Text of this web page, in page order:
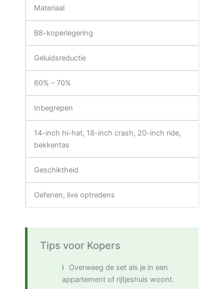
Materiaal
B8-koperlegering
Geluidsreductie
60% – 70%
Inbegrepen
14-inch hi-hat, 18-inch crash, 20-inch ride,
bekkentas
Geschiktheid
Oefenen, live optredens
Tips voor Kopers
Overweeg de set als je in een
appartement of rijtjeshuis woont.